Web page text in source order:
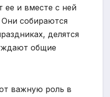
ее и вместе с ней
собираются
делятся
общие
важную роль в